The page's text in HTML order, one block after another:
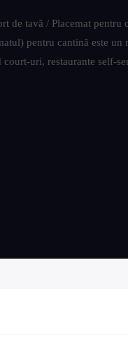
de tavă / Placemat pentru
pentru cantină este un
uri, restaurante self-